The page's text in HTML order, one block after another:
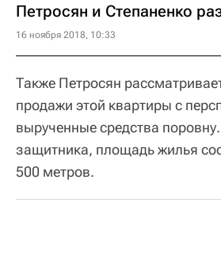
Петросян и Степаненко
16 ноября 2018, 10:33
Также Петросян
продажи этой квартиры с
вырученные средства
защитника, площадь жилья
500 метров.